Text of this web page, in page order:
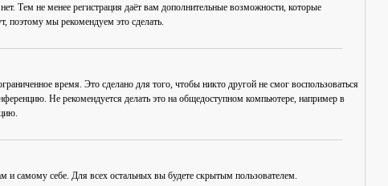
Тем не менее регистрация даёт вам дополнительные возможности, которые
поэтому мы рекомендуем это сделать.
время. Это сделано для того, чтобы никто другой не смог воспользоваться
Не рекомендуется делать это на общедоступном компьютере, например в
и самому себе. Для всех остальных вы будете скрытым пользователем.